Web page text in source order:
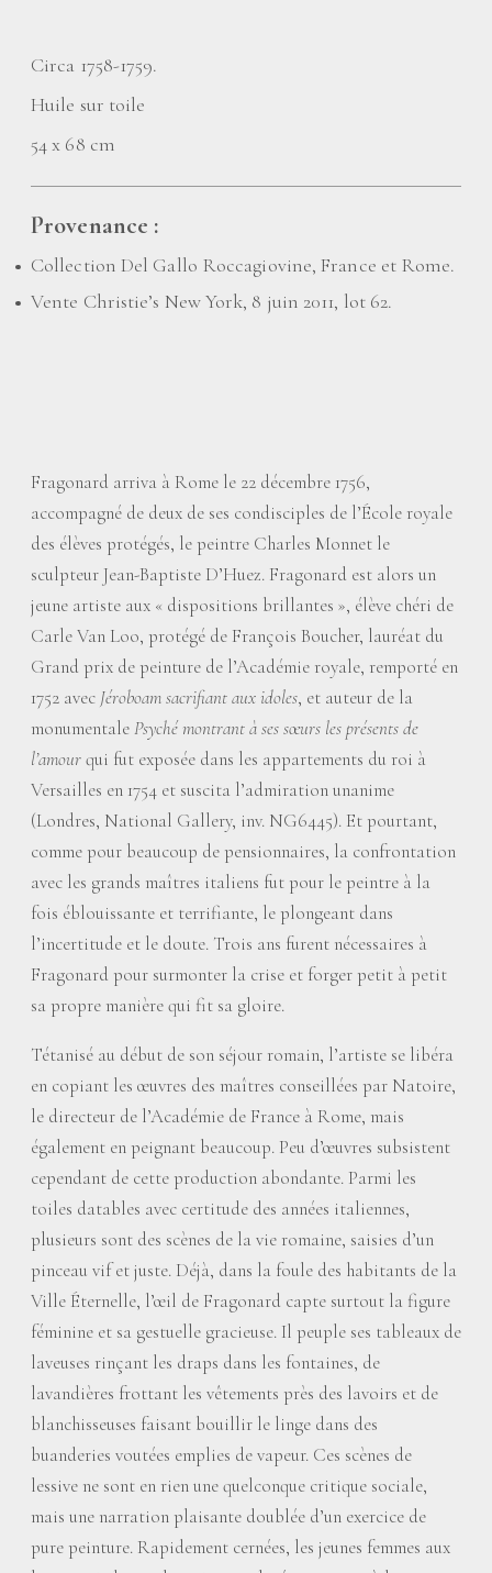
Circa 1758-1759.
Huile sur toile
54 x 68 cm
Provenance :
Collection Del Gallo Roccagiovine, France et Rome.
Vente Christie’s New York, 8 juin 2011, lot 62.
Fragonard arriva à Rome le 22 décembre 1756,
accompagné de deux de ses condisciples de l’École royale
des élèves protégés, le peintre Charles Monnet le
sculpteur Jean-Baptiste D’Huez. Fragonard est alors un
jeune artiste aux « dispositions brillantes », élève chéri de
Carle Van Loo, protégé de François Boucher, lauréat du
Grand prix de peinture de l’Académie royale, remporté en
1752 avec Jéroboam sacrifiant aux idoles, et auteur de la
monumentalePsyché montrant à ses sœurs les présents de
l’amourqui fut exposée dans les appartements du roi à
Versailles en 1754 et suscita l’admiration unanime
(Londres, National Gallery, inv. NG6445). Et pourtant,
comme pour beaucoup de pensionnaires, la confrontation
avec les grands maîtres italiens fut pour le peintre à la
fois éblouissante et terrifiante, le plongeant dans
l’incertitude et le doute. Trois ans furent nécessaires à
Fragonard pour surmonter la crise et forger petit à petit
sa propre manière qui fit sa gloire.
Tétanisé au début de son séjour romain, l’artiste se libéra
en copiant les œuvres des maîtres conseillées par Natoire,
le directeur de l’Académie de France à Rome, mais
également en peignant beaucoup. Peu d’œuvres subsistent
cependant de cette production abondante. Parmi les
toiles datables avec certitude des années italiennes,
plusieurs sont des scènes de la vie romaine, saisies d’un
pinceau vif et juste. Déjà, dans la foule des habitants de la
Ville Éternelle, l’œil de Fragonard capte surtout la figure
féminine et sa gestuelle gracieuse. Il peuple ses tableaux de
laveuses rinçant les draps dans les fontaines, de
lavandières frottant les vêtements près des lavoirs et de
blanchisseuses faisant bouillir le linge dans des
buanderies voutées emplies de vapeur. Ces scènes de
lessive ne sont en rien une quelconque critique sociale,
mais une narration plaisante doublée d’un exercice de
pure peinture. Rapidement cernées, les jeunes femmes aux